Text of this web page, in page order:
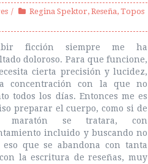
Regina Spektor, Reseña, Topos
ficción siempre me ha
doloroso. Para que funcione,
cierta precisión y lucidez,
concentración con la que no
todos los días. Entonces me es
preparar el cuerpo, como si de
maratón se tratara, con
incluido y buscando no
que se abandona con tanta
la escritura de reseñas, muy